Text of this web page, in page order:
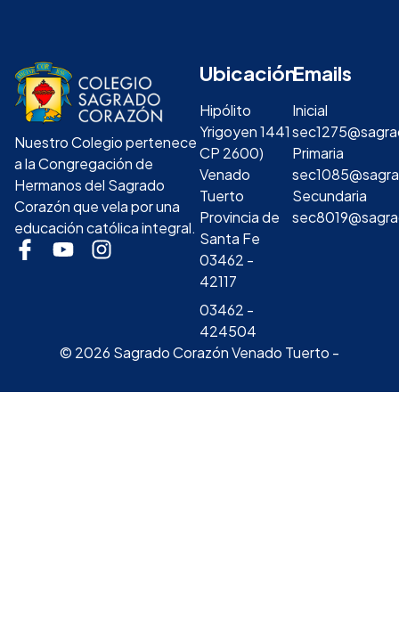
Nuestro Colegio pertenece
a la Congregación de
Hermanos del Sagrado
Corazón que vela por una
educación católica integral.
Ubicación
Hipólito
Yrigoyen 1441
CP 2600)
Venado
Tuerto
Provincia de
Santa Fe
03462 -
42117
03462 -
424504
Emails
Inicial
Primaria
Secundaria
© 2026 Sagrado Corazón Venado Tuerto -